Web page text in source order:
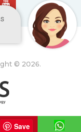
© 2026.
generales
Save